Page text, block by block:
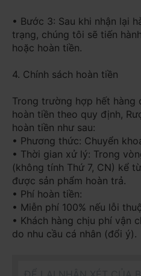
• Bước 3: Sau khi nhận lại
trạng, chúng tôi sẽ tiến
hoặc hoàn tiền.
4. Chính sách hoàn tiền
Trong trường hợp hết hàng
hoàn tiền theo quy định,
hoàn tiền như sau:
• Phương thức: Chuyển
• Thời gian xử lý: Trong
(không tính Thứ 7, CN) kể
được sản phẩm hoàn trả.
• Phí hoàn tiền:
• Miễn phí 100% nếu lỗi
• Khách hàng chịu phí vận
do nhu cầu cá nhân (đổi ý).